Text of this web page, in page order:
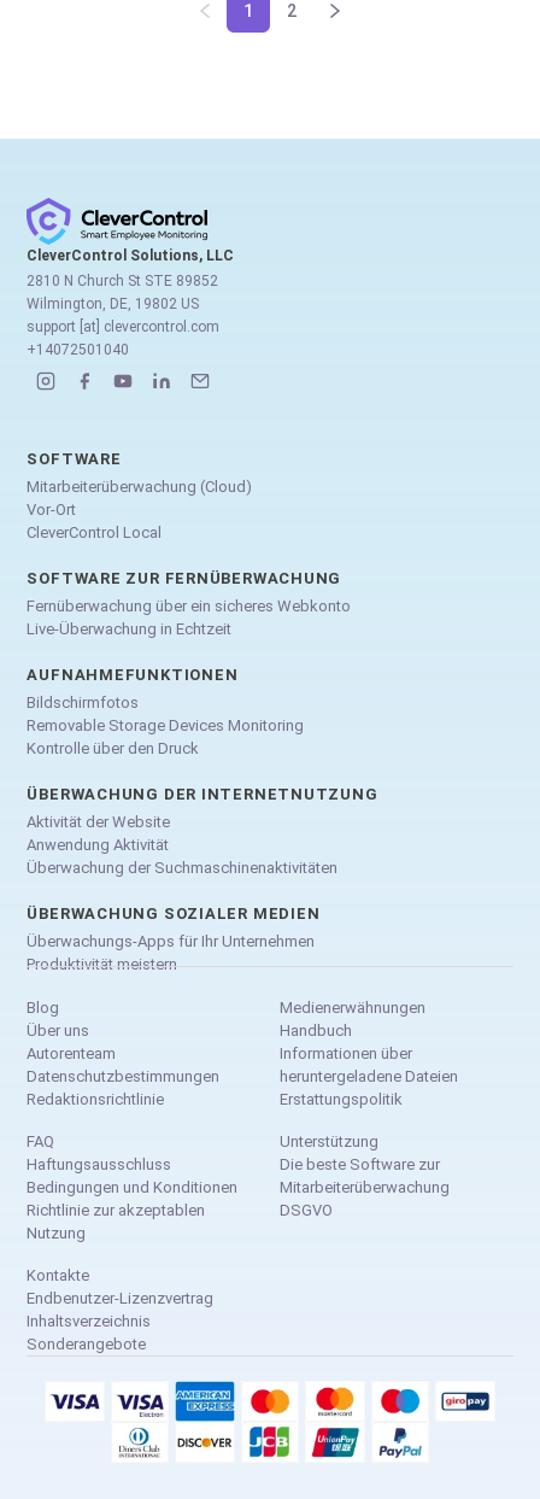
1 2
CleverControl Solutions, LLC
2810 N Church St STE 89852
Wilmington, DE, 19802 US
support [at] clevercontrol.com
+14072501040
SOFTWARE
Mitarbeiterüberwachung (Cloud)
Vor-Ort
CleverControl Local
SOFTWARE ZUR FERNÜBERWACHUNG
Fernüberwachung über ein sicheres Webkonto
Live-Überwachung in Echtzeit
AUFNAHMEFUNKTIONEN
Bildschirmfotos
Removable Storage Devices Monitoring
Kontrolle über den Druck
ÜBERWACHUNG DER INTERNETNUTZUNG
Aktivität der Website
Anwendung Aktivität
Überwachung der Suchmaschinenaktivitäten
ÜBERWACHUNG SOZIALER MEDIEN
Überwachungs-Apps für Ihr Unternehmen
Produktivität meistern
Blog
Über uns
Autorenteam
Datenschutzbestimmungen
Redaktionsrichtlinie
Medienerwähnungen
Handbuch
Informationen über
heruntergeladene Dateien
Erstattungspolitik
FAQ
Haftungsausschluss
Bedingungen und Konditionen
Richtlinie zur akzeptablen
Nutzung
Unterstützung
Die beste Software zur
Mitarbeiterüberwachung
DSGVO
Kontakte
Endbenutzer-Lizenzvertrag
Inhaltsverzeichnis
Sonderangebote